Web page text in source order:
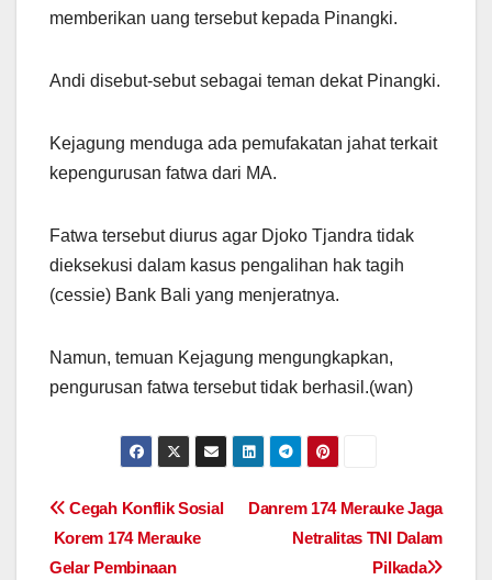
memberikan uang tersebut kepada Pinangki.
Andi disebut-sebut sebagai teman dekat Pinangki.
Kejagung menduga ada pemufakatan jahat terkait
kepengurusan fatwa dari MA.
Fatwa tersebut diurus agar Djoko Tjandra tidak
dieksekusi dalam kasus pengalihan hak tagih
(cessie) Bank Bali yang menjeratnya.
Namun, temuan Kejagung mengungkapkan,
pengurusan fatwa tersebut tidak berhasil.(wan)
Post
navigation
Danrem 174 Merauke Jaga
Netralitas TNI Dalam
Pilkada
Cegah Konflik Sosial
Korem 174 Merauke
Gelar Pembinaan